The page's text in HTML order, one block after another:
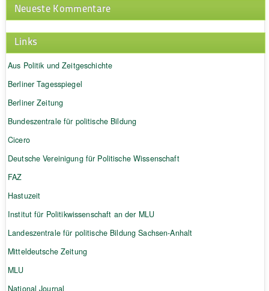
Neueste Kommentare
Links
Aus Politik und Zeitgeschichte
Berliner Tagesspiegel
Berliner Zeitung
Bundeszentrale für politische Bildung
Cicero
Deutsche Vereinigung für Politische Wissenschaft
FAZ
Hastuzeit
Institut für Politikwissenschaft an der MLU
Landeszentrale für politische Bildung Sachsen-Anhalt
Mitteldeutsche Zeitung
MLU
National Journal